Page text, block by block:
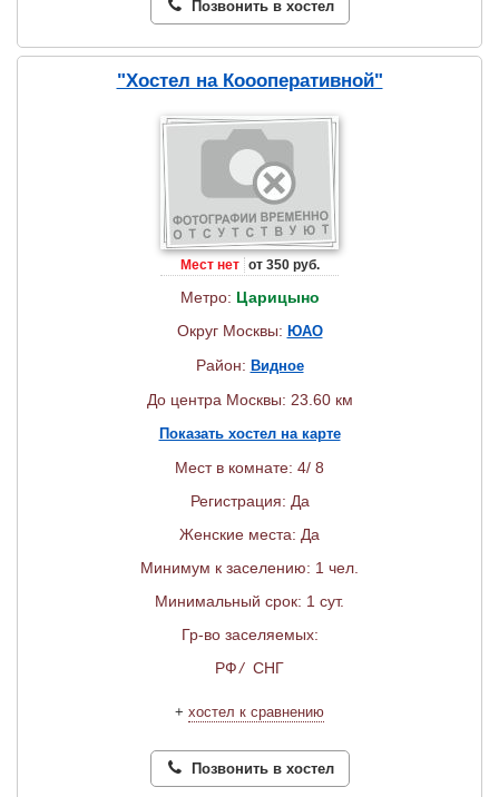
Позвонить в хостел
"Хостел на Коооперативной"
Мест нет от 350 руб.
Метро: Царицыно
Округ Москвы: ЮАО
Район: Видное
До центра Москвы: 23.60 км
Показать хостел на карте
Мест в комнате: 4/ 8
Регистрация: Да
Женские места: Да
Минимум к заселению: 1 чел.
Минимальный срок: 1 сут.
Гр-во заселяемых:
РФ/ СНГ
+ хостел к сравнению
Позвонить в хостел